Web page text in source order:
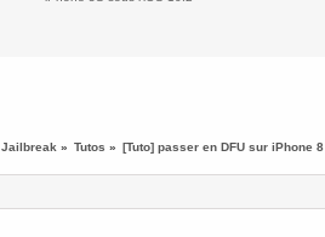
Jailbreak » Tutos » [Tuto] passer en DFU sur iPhone